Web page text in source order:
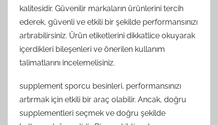
kalitesidir. Güvenilir markaların ürünlerini tercih
ederek, güvenli ve etkili bir şekilde performansınızı
artırabilirsiniz. Ürün etiketlerini dikkatlice okuyarak
içerdikleri bileşenleri ve önerilen kullanım
talimatlarını incelemelisiniz.
supplement sporcu besinleri, performansınızı
artırmak için etkili bir araç olabilir. Ancak, doğru
supplementleri seçmek ve doğru şekilde